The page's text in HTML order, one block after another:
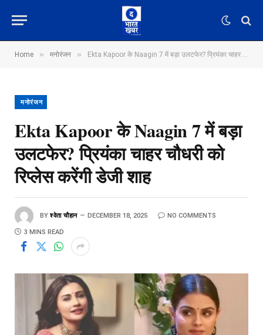
Home » मनोरंजन » Ekta Kapoor के Naagin 7 में बड़ा उलटफेर? प्रियंका चाहर चौधरी को रिप्लेस करेंगी डेजी शाह
मनोरंजन
Ekta Kapoor के Naagin 7 में बड़ा
उलटफेर? प्रियंका चाहर चौधरी को
रिप्लेस करेंगी डेजी शाह
BY श्वेता चौहान DECEMBER 18, 2025 NO COMMENTS
3 MINS READ